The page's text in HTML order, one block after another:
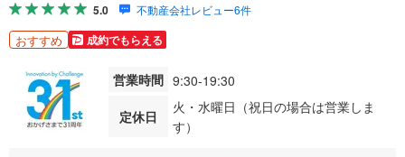
5.0 不動産会社レビュー6件
おすすめ 成約でもらえる
営業時間 9:30-19:30
定休日
火・水曜日（祝日の場合は営業しま
す）